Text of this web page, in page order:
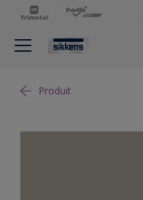
Produit